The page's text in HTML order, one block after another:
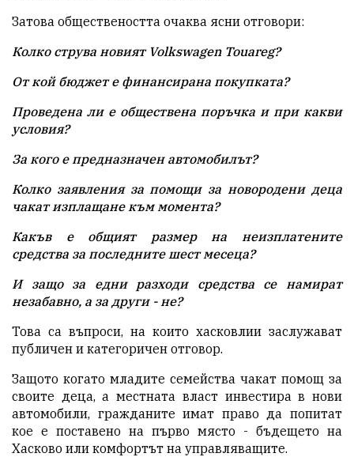
Затова обществеността очаква ясни отговори:
Колко струва новият Volkswagen Touareg?
От кой бюджет е финансирана покупката?
Проведена ли е обществена поръчка и при какви
условия?
За кого е предназначен автомобилът?
Колко заявления за помощи за новородени деца
чакат изплащане към момента?
Какъв е общият размер на неизплатените
средства за последните шест месеца?
И защо за едни разходи средства се намират
незабавно, а за други - не?
Това са въпроси, на които хасковлии заслужават
публичен и категоричен отговор.
Защото когато младите семейства чакат помощ за
своите деца, а местната власт инвестира в нови
автомобили, гражданите имат право да попитат
кое е поставено на първо място - бъдещето на
Хасково или комфортът на управляващите.